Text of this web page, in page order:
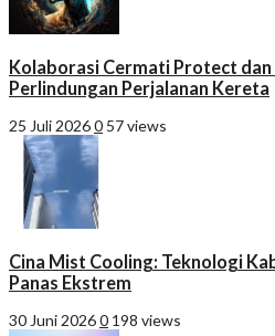
Kolaborasi Cermati Protect
Perlindungan Perjalanan Kereta
25 Juli 20260 57 views
Cina Mist Cooling: Teknologi
Panas Ekstrem
30 Juni 20260 198 views